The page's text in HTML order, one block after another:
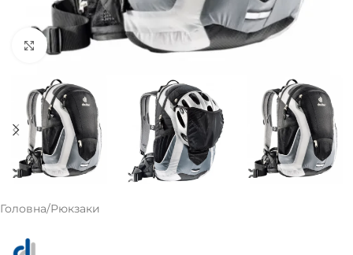
Клацніть, щоб збільшити
Головна/Рюкзаки